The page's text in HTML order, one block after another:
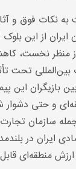
به نکات فوق و
از این
منظر نخست،
تحت
بازیگران این
و حتی
سازمان
ایران در
منطقه‌ای